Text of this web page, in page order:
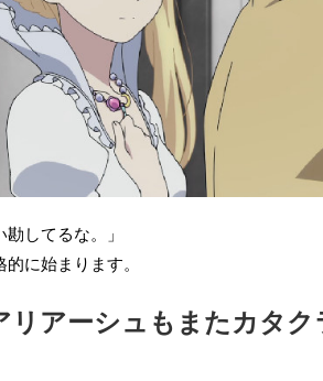
勘してるな。」
に始まります。
リアーシュもまたカタク